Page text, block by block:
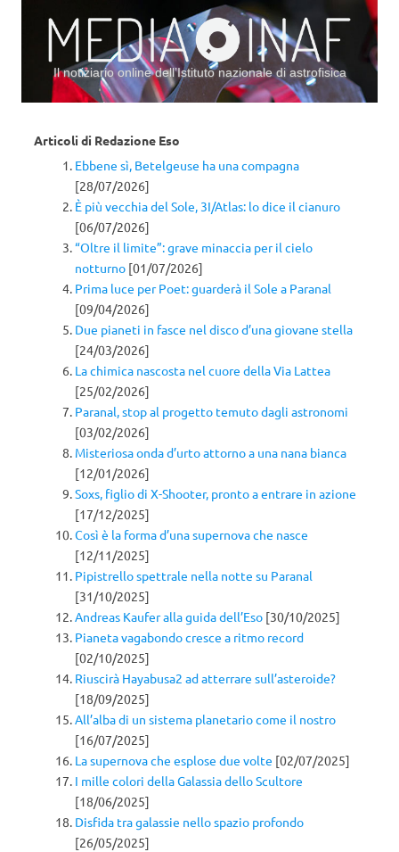
Il notiziario online dell’Istituto nazionale di astrofisica
Articoli di Redazione Eso
Ebbene sì, Betelgeuse ha una compagna
[28/07/2026]
È più vecchia del Sole, 3I/Atlas: lo dice il cianuro
[06/07/2026]
“Oltre il limite”: grave minaccia per il cielo
notturno [01/07/2026]
Prima luce per Poet: guarderà il Sole a Paranal
[09/04/2026]
Due pianeti in fasce nel disco d’una giovane stella
[24/03/2026]
La chimica nascosta nel cuore della Via Lattea
[25/02/2026]
Paranal, stop al progetto temuto dagli astronomi
[03/02/2026]
Misteriosa onda d’urto attorno a una nana bianca
[12/01/2026]
Soxs, figlio di X-Shooter, pronto a entrare in azione
[17/12/2025]
Così è la forma d’una supernova che nasce
[12/11/2025]
Pipistrello spettrale nella notte su Paranal
[31/10/2025]
Andreas Kaufer alla guida dell’Eso [30/10/2025]
Pianeta vagabondo cresce a ritmo record
[02/10/2025]
Riuscirà Hayabusa2 ad atterrare sull’asteroide?
[18/09/2025]
All’alba di un sistema planetario come il nostro
[16/07/2025]
La supernova che esplose due volte [02/07/2025]
I mille colori della Galassia dello Scultore
[18/06/2025]
Disfida tra galassie nello spazio profondo
[26/05/2025]